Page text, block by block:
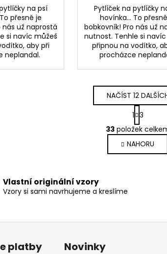
na psí
přesně je
nás už naprostá
si navíc můžeš
aby při
neplandal.
Pytlíček na pytlíčky
hovínka... To
bobkovník! Pro nás už
nutnost. Tenhle si
připnou na vodítko,
procházce
O
v
l
á
r
NAČÍST 12
S
t
r
á
n
k
1 3
33položek
NAHORU
Vlastní originální vzory
Vzory si sami navrhujeme a kreslíme
platby Novinky